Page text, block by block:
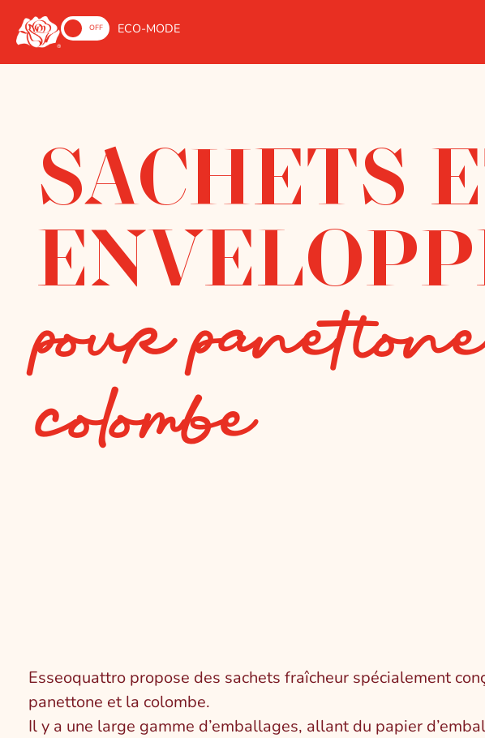
ON OFF ECO-MODE
SACHETS
pour
colombe
Esseoquattro propose des sachets fraîcheur spécialement
panettone et la colombe.
Il y a une large gamme d’emballages, allant du papier